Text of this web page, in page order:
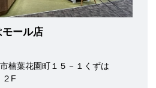
ール店
楠葉花園町１５－１くずは
２F